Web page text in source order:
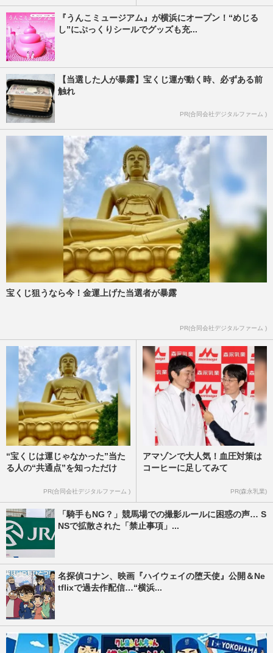
『うんこミュージアム』が横浜にオープン！“めじる
し”にぷっくりシールでグッズも充...
【当選した人が暴露】宝くじ運が動く時、必ずある前
触れ
PR(合同会社デジタルファーム )
宝くじ狙うなら今！金運上げた当選者が暴露
PR(合同会社デジタルファーム )
“宝くじは運じゃなかった”当た
る人の“共通点”を知っただけ
PR(合同会社デジタルファーム )
アマゾンで大人気！血圧対策は
コーヒーに足してみて
PR(森永乳業)
「騎手もNG？」競馬場での撮影ルールに困惑の声… S
NSで拡散された「禁止事項」...
名探偵コナン、映画『ハイウェイの堕天使』公開＆Ne
tflixで過去作配信…“横浜...